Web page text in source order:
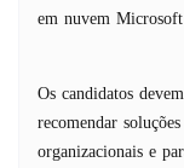
em nuvem
Os candidatos
recomendar
organizacionais e